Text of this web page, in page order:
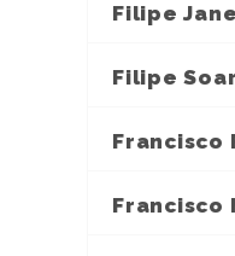
Filipe
Filipe
Francisco
Francisco